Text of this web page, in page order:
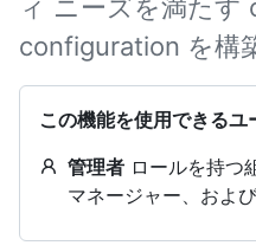
ィ ニーズを満た
configuration を構
この機能を使用できるユ
管理者 ロールを持つ
マネージャー、およ